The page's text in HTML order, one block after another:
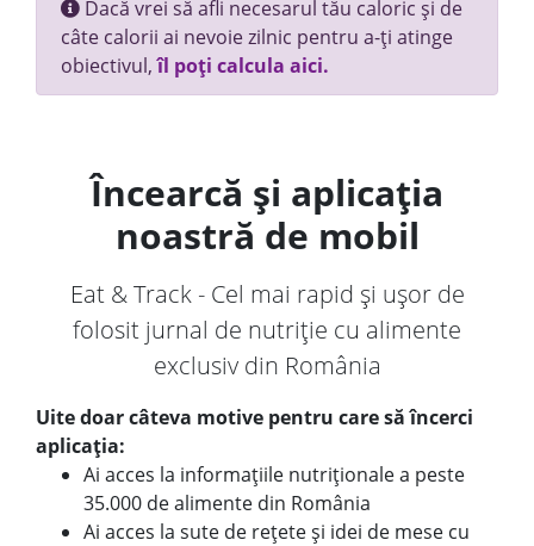
Dacă vrei să afli necesarul tău caloric și de
câte calorii ai nevoie zilnic pentru a-ți atinge
obiectivul,îl poți calcula aici.
Încearcă și aplicația
noastră de mobil
Eat & Track - Cel mai rapid și ușor de
folosit jurnal de nutriție cu alimente
exclusiv din România
Uite doar câteva motive pentru care să încerci
aplicația:
Ai acces la informațiile nutriționale a peste
35.000 de alimente din România
Ai acces la sute de rețete și idei de mese cu